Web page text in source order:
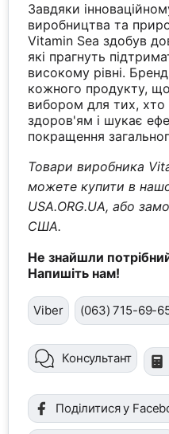
Завдяки
виробництва та
Vitamin Sea здобув
які прагнуть
високому рівні.
кожного продукту,
вибором для тих, хто
здоров'ям і шукає
покращення
Товари виробника
можете купити в
USA.ORG.UA, або
США.
Не знайшли
Напишіть нам!
Viber (063) 715-69-
Консультант
Поділитися у